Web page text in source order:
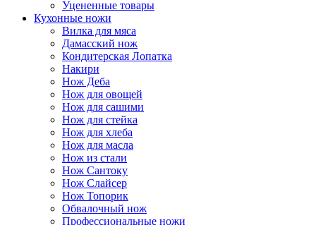
Уцененные товары
Кухонные ножи
Вилка для мяса
Дамасский нож
Кондитерская Лопатка
Накири
Нож Деба
Нож для овощей
Нож для сашими
Нож для стейка
Нож для хлеба
Нож для масла
Нож из стали
Нож Сантоку
Нож Слайсер
Нож Топорик
Обвалочный нож
Профессиональные ножи